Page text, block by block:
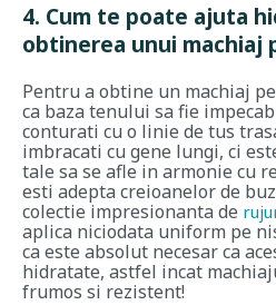
4. Cum te poate ajuta
obtinerea unui machiaj
Pentru a obtine un machiaj
ca baza tenului sa fie
conturati cu o linie de tus
imbracati cu gene lungi, ci
tale sa se afle in armonie cu
esti adepta creioanelor de
colectie impresionanta de
aplica niciodata uniform pe
ca este absolut necesar ca
hidratate, astfel incat
frumos si rezistent!